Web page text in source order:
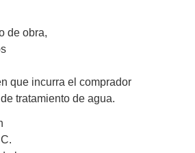
de obra,
que incurra el comprador
tratamiento de agua.